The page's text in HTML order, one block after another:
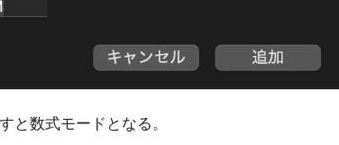
と数式モードとなる。